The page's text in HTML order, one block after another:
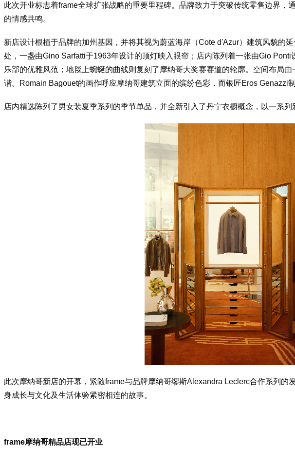
此次开业标志着frame全球扩张战略的重要里程碑。品牌致力于突破传统零售边界，
的情感共鸣。
新店设计根植于品牌的加州基因，并将其视为蔚蓝海岸（Cote d'Azur）建筑风貌的
处，一盏由Gino Sarfatti于1963年设计的顶灯映入眼帘；店内陈列着一张由Gio
乐部的优雅风范；地毯上蜿蜒的曲线则复刻了摩纳哥大奖赛赛道的轮廓。空间布局
谐。Romain Bagouet的画作呼应摩纳哥建筑立面的缤纷色彩，而银匠Eros Genazzi
店内精选陈列了男女装夏季系列的季节单品，并全新引入了丹宁衣橱概念，以一系列
此次摩纳哥新店的开幕，紧随frame与品牌摩纳哥缪斯Alexandra Leclerc合作系列的
身成长与文化及生活体验紧密相连的故事。
frame摩纳哥精品店现已开业